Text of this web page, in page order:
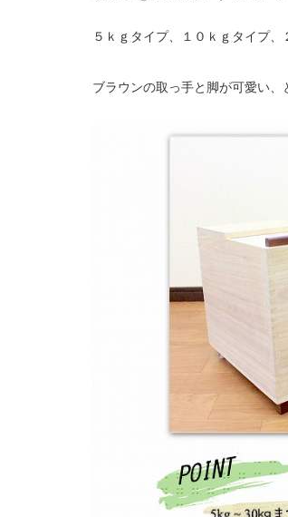
５ｋｇタイプ、１０ｋｇタイプ
ブラウンの取っ手と脚が可愛い、